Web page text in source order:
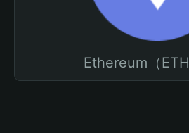
Ethereum（